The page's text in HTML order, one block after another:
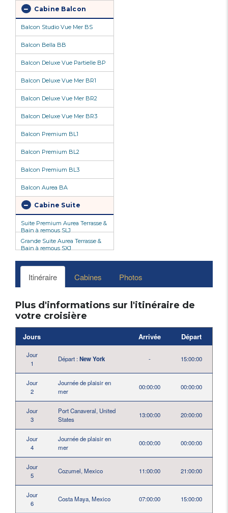
Cabine Balcon
Balcon Studio Vue Mer BS
Balcon Bella BB
Balcon Deluxe Vue Partielle BP
Balcon Deluxe Vue Mer BR1
Balcon Deluxe Vue Mer BR2
Balcon Deluxe Vue Mer BR3
Balcon Premium BL1
Balcon Premium BL2
Balcon Premium BL3
Balcon Aurea BA
Cabine Suite
Suite Premium Aurea Terrasse &
Bain à remous SLJ
Grande Suite Aurea Terrasse &
Bain à remous SXJ
Itinéraire Cabines Photos
Plus d'informations sur l'itinéraire de
votre croisière
Jours Arrivée Départ
Jour
1
Départ :New York - 15:00:00
Jour
2
Journée de plaisir en
mer
00:00:00 00:00:00
Jour
3
Port Canaveral, United
States
13:00:00 20:00:00
Jour
4
Journée de plaisir en
mer
00:00:00 00:00:00
Jour
5
Cozumel, Mexico 11:00:00 21:00:00
Jour
6
Costa Maya, Mexico 07:00:00 15:00:00